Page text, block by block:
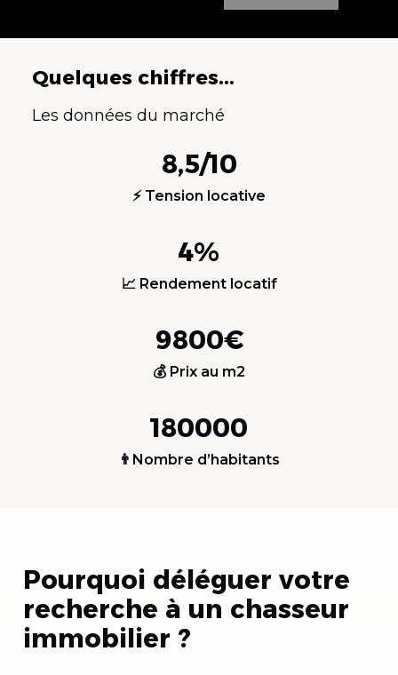
Quelques chiffres...
Les données du marché
8,5/10
⚡ Tension locative
4%
📈 Rendement locatif
9800€
💰 Prix au m2
180000
👨Nombre d’habitants
Pourquoi déléguer votre
recherche à un chasseur
immobilier ?